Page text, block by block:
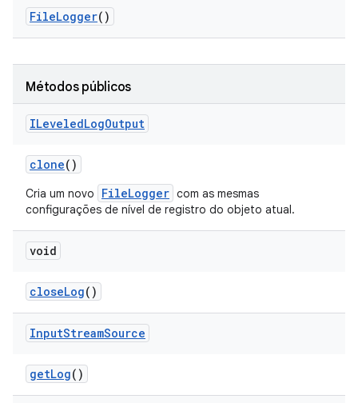
FileLogger()
Métodos públicos
ILeveledLogOutput
clone()
Cria um novo FileLogger com as mesmas
configurações de nível de registro do objeto atual.
void
closeLog()
InputStreamSource
getLog()